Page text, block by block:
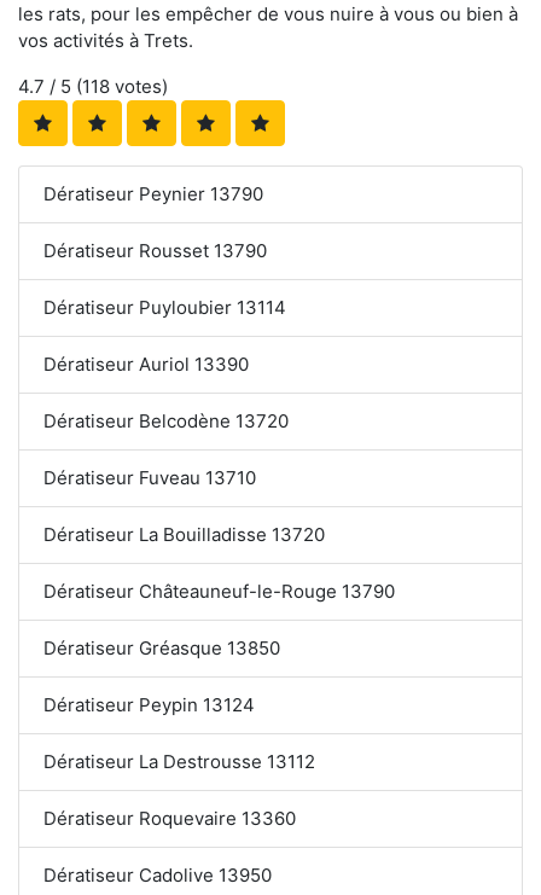
les rats, pour les empêcher de vous nuire à vous ou bien à
vos activités à Trets.
4.7 / 5 (118 votes)
Dératiseur Peynier 13790
Dératiseur Rousset 13790
Dératiseur Puyloubier 13114
Dératiseur Auriol 13390
Dératiseur Belcodène 13720
Dératiseur Fuveau 13710
Dératiseur La Bouilladisse 13720
Dératiseur Châteauneuf-le-Rouge 13790
Dératiseur Gréasque 13850
Dératiseur Peypin 13124
Dératiseur La Destrousse 13112
Dératiseur Roquevaire 13360
Dératiseur Cadolive 13950